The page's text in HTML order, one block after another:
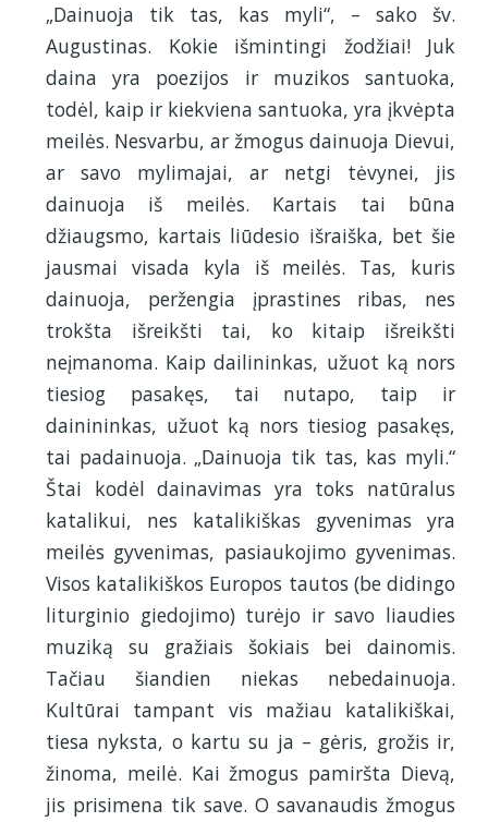
„Dainuoja tik tas, kas myli“, – sako šv.
Augustinas. Kokie išmintingi žodžiai! Juk
daina yra poezijos ir muzikos santuoka,
todėl, kaip ir kiekviena santuoka, yra įkvėpta
meilės. Nesvarbu, ar žmogus dainuoja Dievui,
ar savo mylimajai, ar netgi tėvynei, jis
dainuoja iš meilės. Kartais tai būna
džiaugsmo, kartais liūdesio išraiška, bet šie
jausmai visada kyla iš meilės. Tas, kuris
dainuoja, peržengia įprastines ribas, nes
trokšta išreikšti tai, ko kitaip išreikšti
neįmanoma. Kaip dailininkas, užuot ką nors
tiesiog pasakęs, tai nutapo, taip ir
dainininkas, užuot ką nors tiesiog pasakęs,
tai padainuoja. „Dainuoja tik tas, kas myli.“
Štai kodėl dainavimas yra toks natūralus
katalikui, nes katalikiškas gyvenimas yra
meilės gyvenimas, pasiaukojimo gyvenimas.
Visos katalikiškos Europos tautos (be didingo
liturginio giedojimo) turėjo ir savo liaudies
muziką su gražiais šokiais bei dainomis.
Tačiau šiandien niekas nebedainuoja.
Kultūrai tampant vis mažiau katalikiškai,
tiesa nyksta, o kartu su ja – gėris, grožis ir,
žinoma, meilė. Kai žmogus pamiršta Dievą,
jis prisimena tik save. O savanaudis žmogus